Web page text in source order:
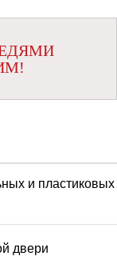
и пластиковых
двери